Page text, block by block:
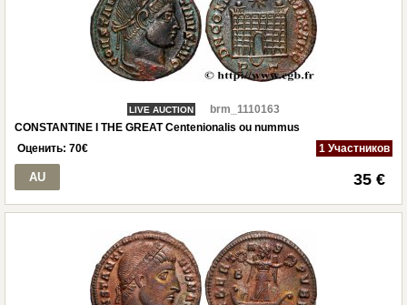
LIVE AUCTION
brm_1110163
CONSTANTINE I THE GREAT Centenionalis ou nummus
Оценить: 70€ 1 Участников
AU 35 €